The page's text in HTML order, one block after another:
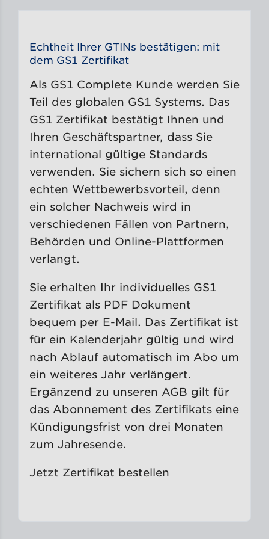
Echtheit Ihrer GTINs bestätigen: mit
dem GS1 Zertifikat
Als GS1 Complete Kunde werden Sie
Teil des globalen GS1 Systems. Das
GS1 Zertifikat bestätigt Ihnen und
Ihren Geschäftspartner, dass Sie
international gültige Standards
verwenden. Sie sichern sich so einen
echten Wettbewerbsvorteil, denn
ein solcher Nachweis wird in
verschiedenen Fällen von Partnern,
Behörden und Online-Plattformen
verlangt.
Sie erhalten Ihr individuelles GS1
Zertifikat als PDF Dokument
bequem per E-Mail. Das Zertifikat ist
für ein Kalenderjahr gültig und wird
nach Ablauf automatisch im Abo um
ein weiteres Jahr verlängert.
Ergänzend zu unseren AGB gilt für
das Abonnement des Zertifikats eine
Kündigungsfrist von drei Monaten
zum Jahresende.
Jetzt Zertifikat bestellen